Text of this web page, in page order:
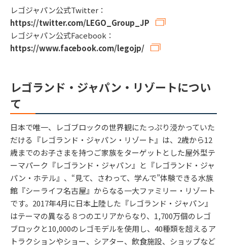
レゴジャパン公式Twitter：
https://twitter.com/LEGO_Group_JP
レゴジャパン公式Facebook：
https://www.facebook.com/legojp/
レゴランド・ジャパン・リゾートについ
て
日本で唯一、レゴブロックの世界観にたっぷり浸かっていた
だける『レゴランド・ジャパン・リゾート』は、2歳から12
歳までのお子さまを持つご家族をターゲットとした屋外型テ
ーマパーク『レゴランド・ジャパン』と『レゴランド・ジャ
パン・ホテル』、“見て、さわって、学んで”体験できる水族
館『シーライフ名古屋』からなる一大ファミリー・リゾート
です。2017年4月に日本上陸した『レゴランド・ジャパン』
はテーマの異なる８つのエリアからなり、1,700万個のレゴ
ブロックと10,000のレゴモデルを使用し、40種類を超えるア
トラクションやショー、シアター、飲食施設、ショップなど